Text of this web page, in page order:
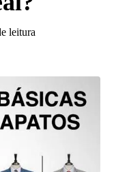
leitura